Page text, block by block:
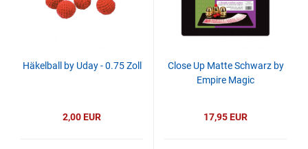
Häkelball by Uday - 0.75 Zoll
2,00 EUR
Close Up Matte Schwarz by
Empire Magic
17,95 EUR